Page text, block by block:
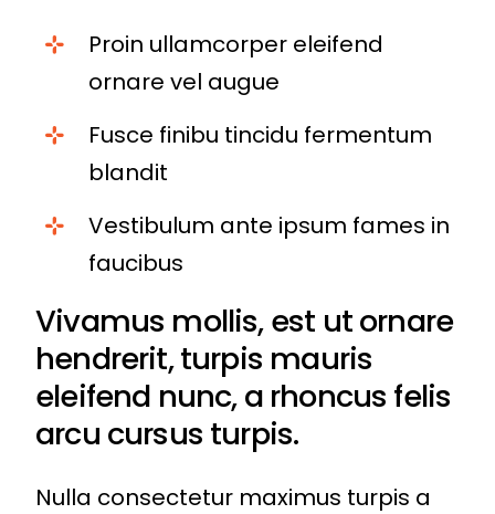
Proin ullamcorper eleifend
ornare vel augue
Fusce finibu tincidu fermentum
blandit
Vestibulum ante ipsum fames in
faucibus
Vivamus mollis, est ut ornare
hendrerit, turpis mauris
eleifend nunc, a rhoncus felis
arcu cursus turpis.
Nulla consectetur maximus turpis a